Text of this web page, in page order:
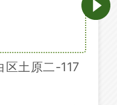
区土原二-117